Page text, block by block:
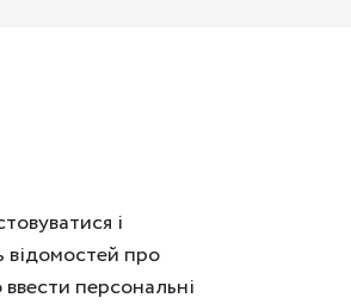
і
відомостей про
персональні